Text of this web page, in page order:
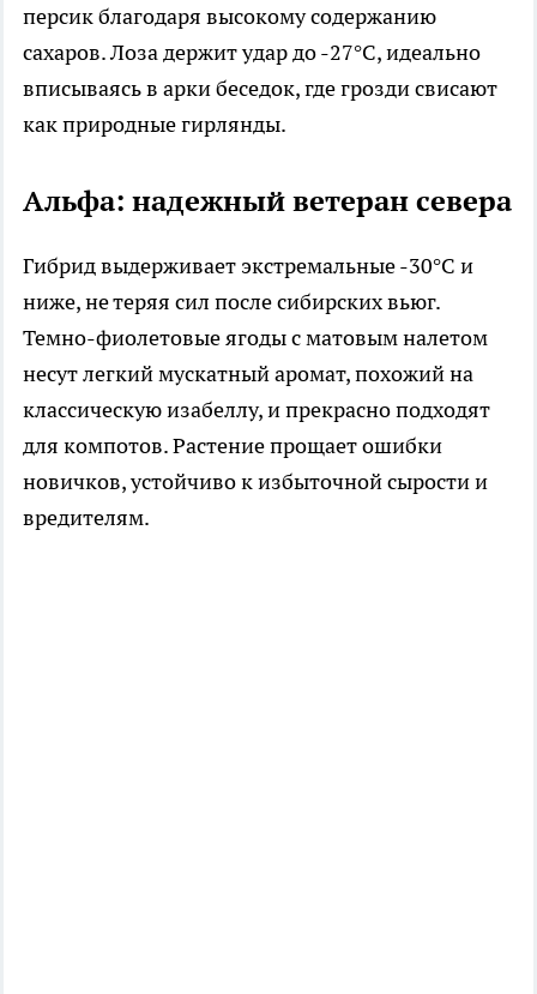
персик благодаря высокому содержанию
сахаров. Лоза держит удар до -27°C, идеально
вписываясь в арки беседок, где грозди свисают
как природные гирлянды.​
Альфа: надежный ветеран севера
Гибрид выдерживает экстремальные -30°C и
ниже, не теряя сил после сибирских вьюг.
Темно-фиолетовые ягоды с матовым налетом
несут легкий мускатный аромат, похожий на
классическую изабеллу, и прекрасно подходят
для компотов. Растение прощает ошибки
новичков, устойчиво к избыточной сырости и
вредителям.​